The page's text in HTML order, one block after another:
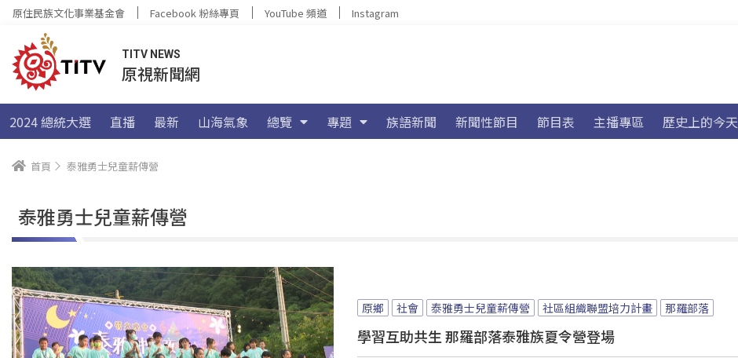
原住民族文化事業基金會 Facebook 粉絲專頁 YouTube 頻道 Instagram
TITV NEWS
原視新聞網
2024 總統大選 直播 最新 山海氣象 總覽 專題 族語新聞 新聞性節目 節目表 主播專區 歷史上的今天
首頁 泰雅勇士兒童薪傳營
泰雅勇士兒童薪傳營
原鄉 社會 泰雅勇士兒童薪傳營 社區組織聯盟培力計畫 那羅部落
學習互助共生 那羅部落泰雅族夏令營登場